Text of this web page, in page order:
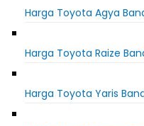
Harga Toyota Agya
Harga Toyota Raize
Harga Toyota Yaris